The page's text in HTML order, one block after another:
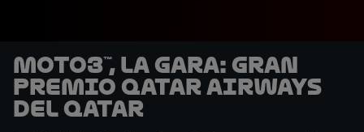
Moto3™, la gara: Gran
Premio Qatar Airways
del Qatar